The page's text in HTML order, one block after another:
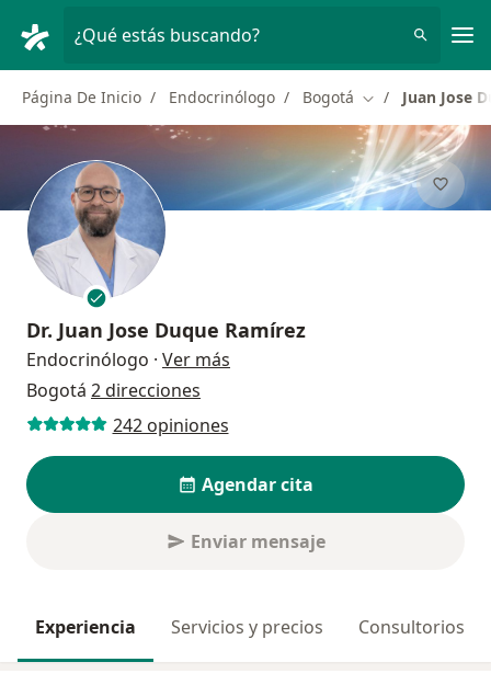
¿Qué estás buscando?
Página De Inicio Endocrinólogo Bogotá Cambiar de
Juan Jose
Dr. Juan Jose Duque Ramírez
Endocrinólogo · Ver más
Bogotá 2 direcciones
242 opiniones
Agendar cita
Enviar mensaje
Experiencia Servicios y precios Consultorios